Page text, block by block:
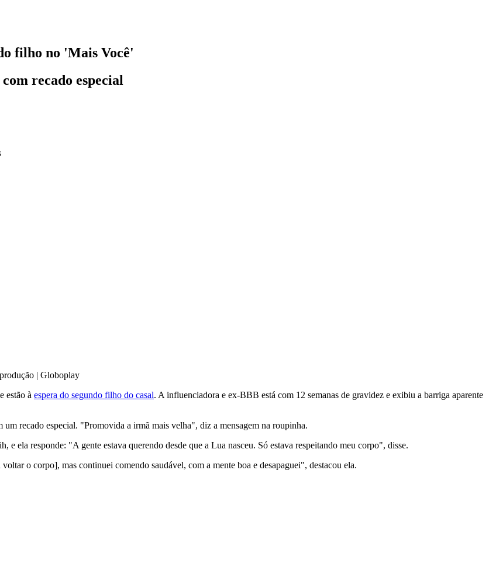
filho no 'Mais Você'
recado especial
| Globoplay
estão à espera do segundo filho do casal. A influenciadora e ex-BBB está com 12 semanas de gravidez e exibiu a barriga aparente
recado especial. "Promovida a irmã mais velha", diz a mensagem na roupinha.
ela responde: "A gente estava querendo desde que a Lua nasceu. Só estava respeitando meu corpo", disse.
o corpo], mas continuei comendo saudável, com a mente boa e desapaguei", destacou ela.